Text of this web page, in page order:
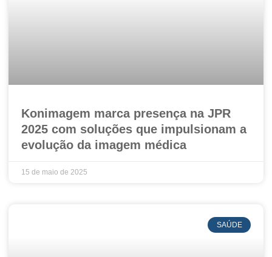
Konimagem marca presença na JPR
2025 com soluções que impulsionam a
evolução da imagem médica
15 de maio de 2025
SAÚDE